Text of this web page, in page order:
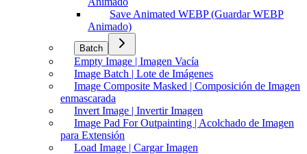
Save Animated WEBP (Guardar WEBP
Animado)
Batch
Empty Image | Imagen Vacía
Image Batch | Lote de Imágenes
Image Composite Masked | Composición de Imagen
enmascarada
Invert Image | Invertir Imagen
Image Pad For Outpainting | Acolchado de Imagen
para Extensión
Load Image | Cargar Imagen